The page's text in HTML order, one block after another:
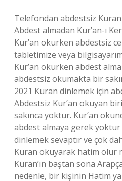
Telefondan abdestsiz
Abdest almadan Kur’an-ı
Kur’an okurken abdestsiz
tabletimize veya
Kur’an okurken abdest
abdestsiz okumakta bir
2021 Kuran dinlemek için
Abdestsiz Kur’an okuyan
sakınca yoktur. Kur’an
abdest almaya gerek
dinlemek sevaptır ve çok
Kuran okuyarak hatim olur
Kuran’ın baştan sona
nedenle, bir kişinin Hatim